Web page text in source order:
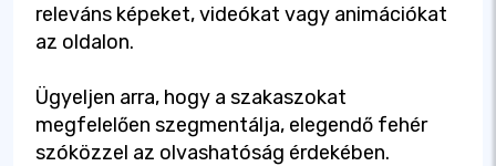
releváns képeket, videókat vagy animációkat
az oldalon.
Ügyeljen arra, hogy a szakaszokat
megfelelően szegmentálja, elegendő fehér
szóközzel az olvashatóság érdekében.